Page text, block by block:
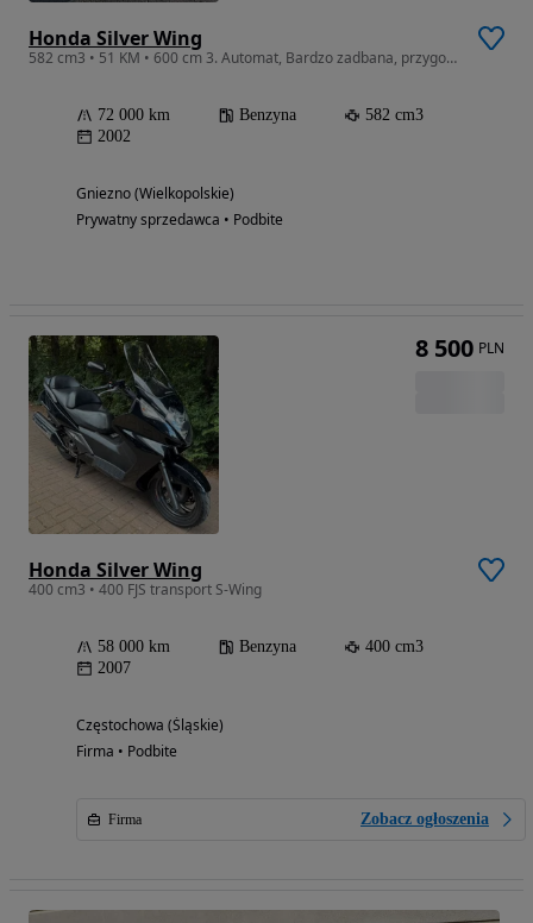
Honda Silver Wing
582 cm3 • 51 KM • 600 cm 3. Automat, Bardzo zadbana, przygotowana do sezonu .
72 000 km Benzyna
582 cm3
2002
Gniezno (Wielkopolskie)
Prywatny sprzedawca • Podbite
Honda Silver Wing
400 cm3 • 400 FJS transport S-Wing
58 000 km Benzyna
400 cm3
2007
Częstochowa (Śląskie)
Firma • Podbite
Firma Zobacz ogłoszenia
8 500 PLN